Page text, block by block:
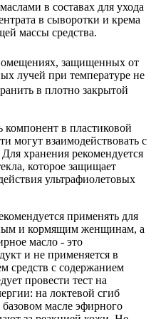
в составах для ухода
в сыворотки и крема
массы средства.
защищенных от
лучей при температуре не
в плотно закрытой
компонент в пластиковой
могут взаимодействовать с
хранения рекомендуется
которое защищает
ультрафиолетовых
применять для
и кормящим женщинам, а
масло - это
и не применяется в
средств с содержанием
провести тест на
на локтевой сгиб
базовом масле эфирного